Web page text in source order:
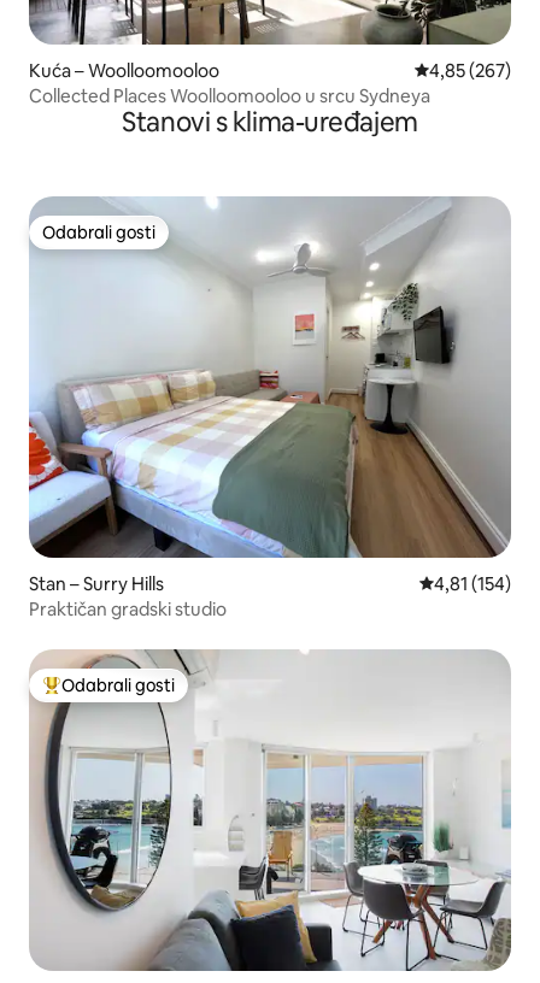
Kuća – Woolloomooloo Prosječna
4,85 (267)
Collected Places Woolloomooloo u srcu Sydneya
Stanovi s klima-uređajem
Odabrali gosti
Odabrali gosti
Stan – Surry Hills Prosječna
4,81 (154)
Praktičan gradski studio
Među najviše rangiranima s oznakom „Odabrali gosti”
Odabrali gosti